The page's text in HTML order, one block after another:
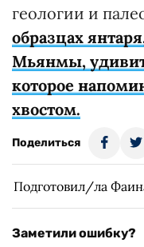
геологии и
образцах
Мьянмы,
которое
хвостом.
Поделиться
Подготовил/ла
Заметили ошибку?